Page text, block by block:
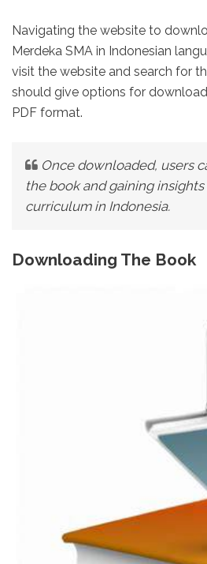
Navigating the website to
Merdeka SMA in Indonesian
visit the website and search for
should give options for
PDF format.
Once downloaded, users
the book and gaining
curriculum in Indonesia.
Downloading The Book